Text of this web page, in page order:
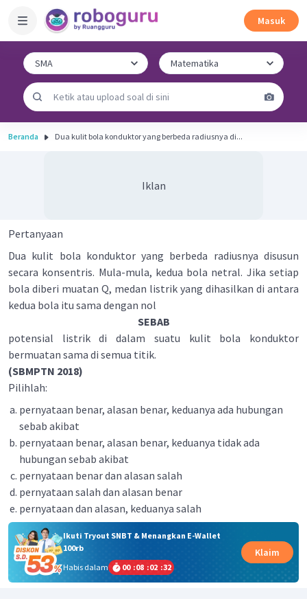
Masuk
Beranda Dua kulit bola konduktor yang berbeda radiusnya di...
Iklan
Pertanyaan
Dua kulit bola konduktor yang berbeda radiusnya disusun
secara konsentris. Mula-mula, kedua bola netral. Jika setiap
bola diberi muatan Q, medan listrik yang dihasilkan di antara
kedua bola itu sama dengan nol
SEBAB
potensial listrik di dalam suatu kulit bola konduktor
bermuatan sama di semua titik.
(SBMPTN 2018)
Pilihlah:
pernyataan benar, alasan benar, keduanya ada hubungan
sebab akibat
pernyataan benar, alasan benar, keduanya tidak ada
hubungan sebab akibat
pernyataan benar dan alasan salah
pernyataan salah dan alasan benar
pernyataan dan alasan, keduanya salah
Ikuti Tryout SNBT & Menangkan E-Wallet
100rb
Habis dalam
00 :08 :02 :32
Klaim